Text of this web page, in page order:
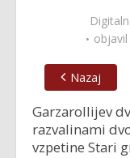
objavil
Nazaj
Garzarollijev
razvalinami
vzpetine Stari